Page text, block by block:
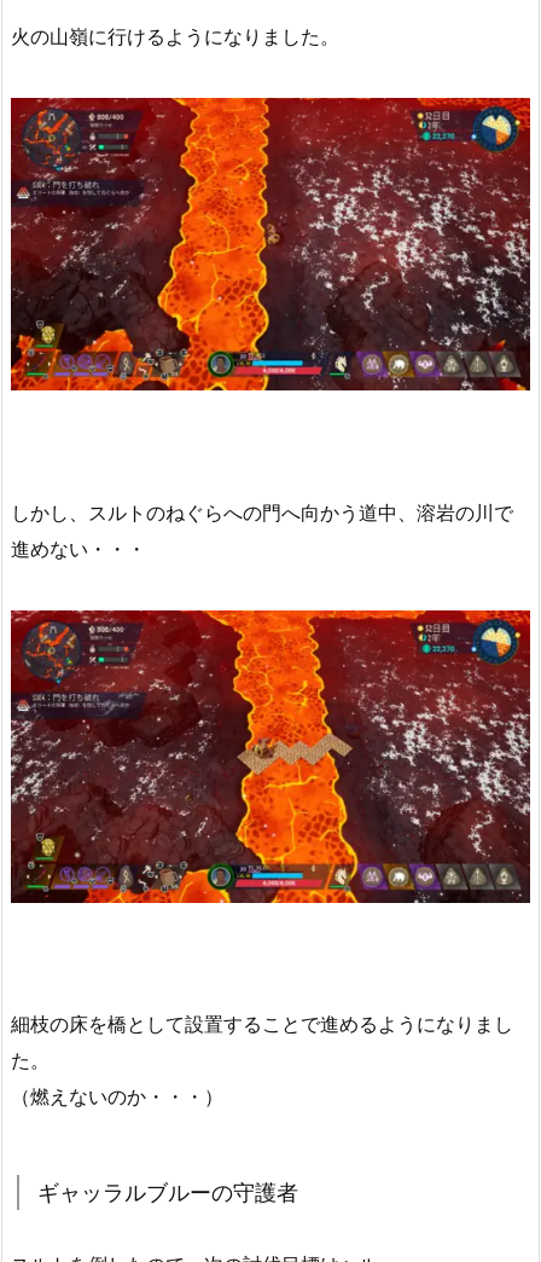
火の山嶺に行けるようになりました。
しかし、スルトのねぐらへの門へ向かう道中、溶岩の川で
進めない・・・
細枝の床を橋として設置することで進めるようになりまし
た。
（燃えないのか・・・）
ギャッラルブルーの守護者